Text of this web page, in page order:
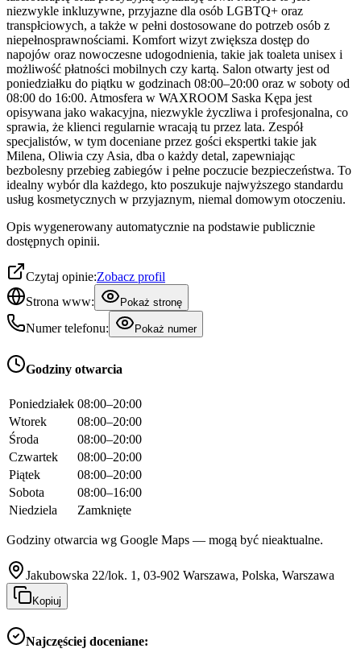
niezwykle inkluzywne, przyjazne dla osób LGBTQ+ oraz
transpłciowych, a także w pełni dostosowane do potrzeb osób z
niepełnosprawnościami. Komfort wizyt zwiększa dostęp do
napojów oraz nowoczesne udogodnienia, takie jak toaleta unisex i
możliwość płatności mobilnych czy kartą. Salon otwarty jest od
poniedziałku do piątku w godzinach 08:00–20:00 oraz w soboty od
08:00 do 16:00. Atmosfera w WAXROOM Saska Kępa jest
opisywana jako wakacyjna, niezwykle życzliwa i profesjonalna, co
sprawia, że klienci regularnie wracają tu przez lata. Zespół
specjalistów, w tym doceniane przez gości ekspertki takie jak
Milena, Oliwia czy Asia, dba o każdy detal, zapewniając
bezbolesny przebieg zabiegów i pełne poczucie bezpieczeństwa. To
idealny wybór dla każdego, kto poszukuje najwyższego standardu
usług kosmetycznych w przyjaznym, niemal domowym otoczeniu.
Opis wygenerowany automatycznie na podstawie publicznie
dostępnych opinii.
Czytaj opinie:Zobacz profil
Strona www:
Pokaż stronę
Numer telefonu: Pokaż numer
Godziny otwarcia
Poniedziałek 08:00–20:00
Wtorek
08:00–20:00
Środa
08:00–20:00
Czwartek
08:00–20:00
Piątek
08:00–20:00
Sobota
08:00–16:00
Niedziela
Zamknięte
Godziny otwarcia wg Google Maps — mogą być nieaktualne.
Jakubowska 22/lok. 1, 03-902 Warszawa, Polska, Warszawa
Kopiuj
Najczęściej doceniane: